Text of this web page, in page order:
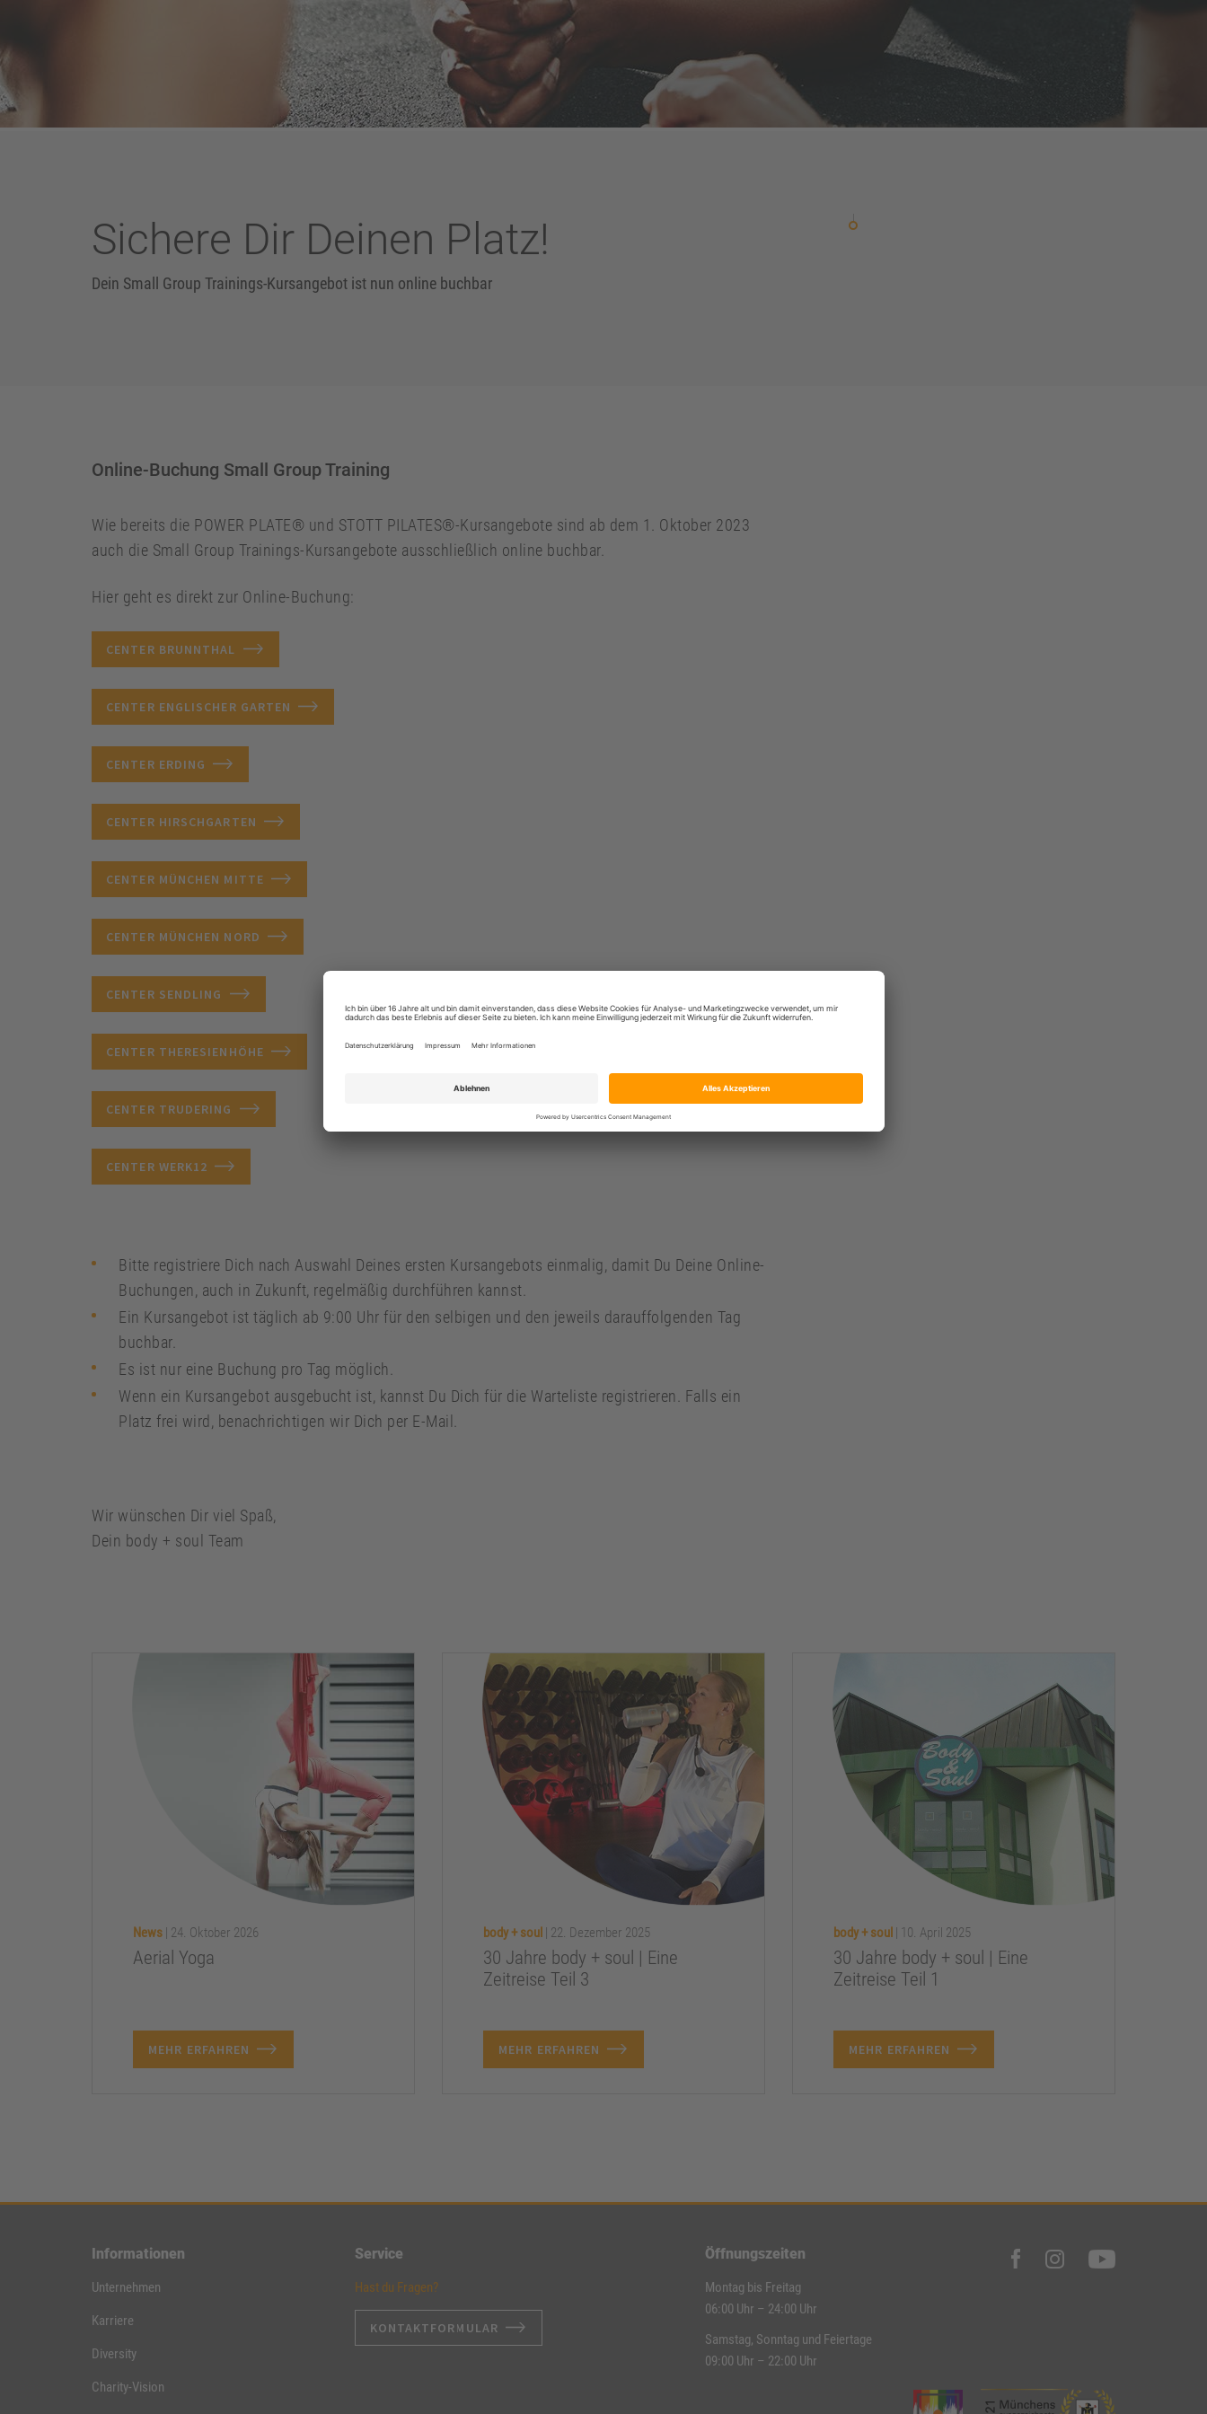
Sichere Dir Deinen Platz!
Dein Small Group Trainings-Kursangebot ist nun online buchbar
Online-Buchung Small Group Training
Wie bereits die POWER PLATE® und STOTT PILATES®-Kursangebote sind ab dem 1. Oktober 2023
auch die Small Group Trainings-Kursangebote ausschließlich online buchbar.
Hier geht es direkt zur Online-Buchung:
CENTER BRUNNTHAL
CENTER ENGLISCHER GARTEN
CENTER ERDING
CENTER HIRSCHGARTEN
CENTER MÜNCHEN MITTE
CENTER MÜNCHEN NORD
CENTER SENDLING
CENTER THERESIENHÖHE
CENTER TRUDERING
CENTER WERK12
Bitte registriere Dich nach Auswahl Deines ersten Kursangebots einmalig, damit Du Deine Online-
Buchungen, auch in Zukunft, regelmäßig durchführen kannst.
Ein Kursangebot ist täglich ab 9:00 Uhr für den selbigen und den jeweils darauffolgenden Tag
buchbar.
Es ist nur eine Buchung pro Tag möglich.
Wenn ein Kursangebot ausgebucht ist, kannst Du Dich für die Warteliste registrieren. Falls ein
Platz frei wird, benachrichtigen wir Dich per E-Mail.
Wir wünschen Dir viel Spaß,
Dein body + soul Team
News | 24. Oktober 2026
Aerial Yoga
MEHR ERFAHREN
body + soul | 22. Dezember 2025
30 Jahre body + soul | Eine
Zeitreise Teil 3
MEHR ERFAHREN
body + soul | 10. April 2025
30 Jahre body + soul | Eine
Zeitreise Teil 1
MEHR ERFAHREN
Informationen
Unternehmen
Karriere
Diversity
Charity-Vision
Service
Hast du Fragen?
KONTAKTFORMULAR
Öffnungszeiten
Montag bis Freitag
06:00 Uhr – 24:00 Uhr
Samstag, Sonntag und Feiertage
09:00 Uhr – 22:00 Uhr